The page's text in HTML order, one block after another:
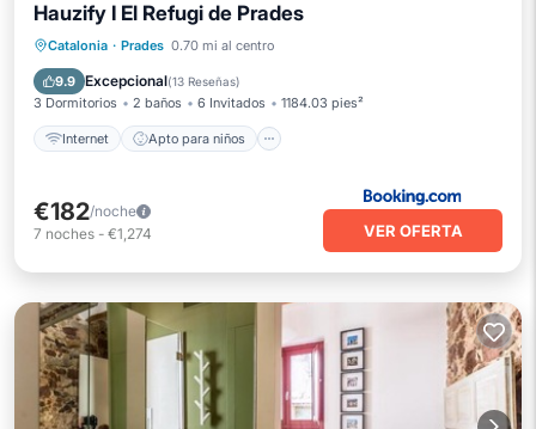
Hauzify I El Refugi de Prades
Catalonia · Prades 0.70 mi al centro
9.9 Excepcional(13 Reseñas)
3 Dormitorios 2 baños 6 Invitados 1184.03 pies²
Internet Apto para niños
Internet
Apto para niños
Deportes/Actividades
Transporte/Servicio de traslado
€182/noche
7 noches - €1,274 VER OFERTA